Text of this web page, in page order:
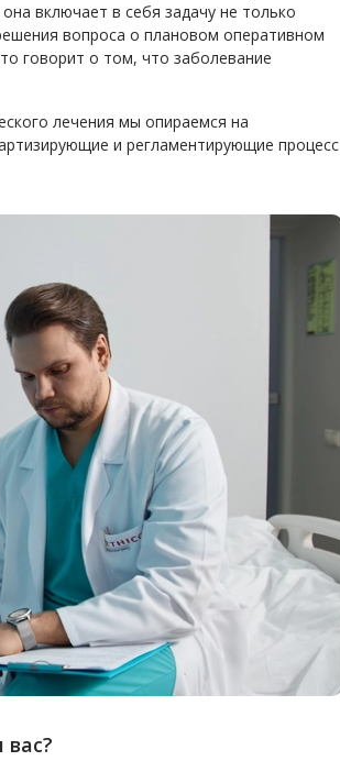
включает в себя задачу не только
вопроса о плановом оперативном
говорит о том, что заболевание
лечения мы опираемся на
и регламентирующие процесс